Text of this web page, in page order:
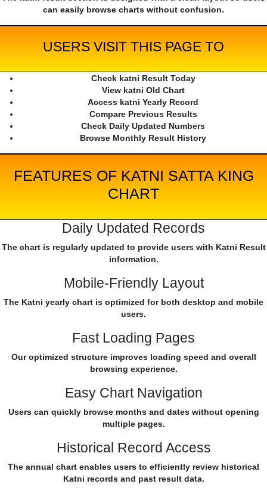
can easily browse charts without confusion.
USERS VISIT THIS PAGE TO
Check katni Result Today
View katni Old Chart
Access katni Yearly Record
Compare Previous Results
Check Daily Updated Numbers
Browse Monthly Result History
FEATURES OF KATNI SATTA KING
CHART
Daily Updated Records
The chart is regularly updated to provide users with Katni Result
information.
Mobile-Friendly Layout
The Katni yearly chart is optimized for both desktop and mobile
users.
Fast Loading Pages
Our optimized structure improves loading speed and overall
browsing experience.
Easy Chart Navigation
Users can quickly browse months and dates without opening
multiple pages.
Historical Record Access
The annual chart enables users to efficiently review historical
Katni records and past result data.